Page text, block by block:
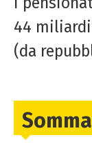
44
(da